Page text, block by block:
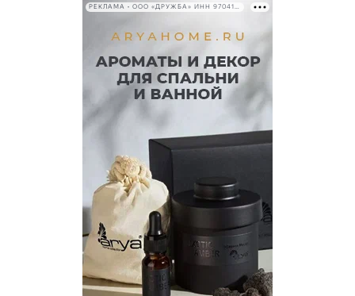
РЕКЛАМА • ООО «ДРУЖБА» ИНН 9704146411